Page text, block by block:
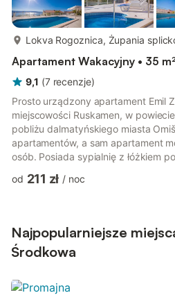
Lokva Rogoznica, Żupania
Apartament Wakacyjny • 35
9,1 (7 recenzje)
Prosto urządzony apartament Emil
miejscowości Ruskamen, w
pobliżu dalmatyńskiego miasta
apartamentów, a sam apartament
osób. Posiada sypialnię z łóżkiem
wyposażona kuchnia z niezbędnymi
widokiem na morze. Jest to idealne
relaks podczas ciepłych letn...
od 211 zł / noc
Najpopularniejsze
Środkowa